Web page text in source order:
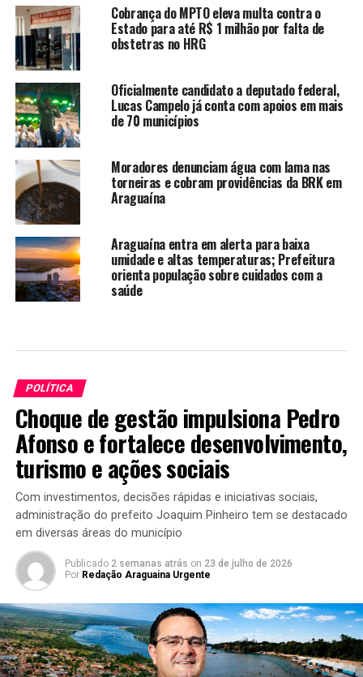
Cobrança do MPTO eleva multa contra o
Estado para até R$ 1 milhão por falta de
obstetras no HRG
Oficialmente candidato a deputado federal,
Lucas Campelo já conta com apoios em mais
de 70 municípios
Moradores denunciam água com lama nas
torneiras e cobram providências da BRK em
Araguaína
Araguaína entra em alerta para baixa
umidade e altas temperaturas; Prefeitura
orienta população sobre cuidados com a
saúde
POLÍTICA
Choque de gestão impulsiona Pedro
Afonso e fortalece desenvolvimento,
turismo e ações sociais
Com investimentos, decisões rápidas e iniciativas sociais,
administração do prefeito Joaquim Pinheiro tem se destacado
em diversas áreas do município
Publicado 2 semanas atrás on 23 de julho de 2026
Por Redação Araguaina Urgente